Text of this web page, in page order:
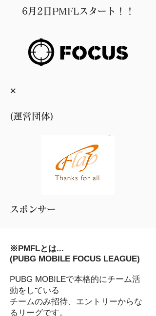
6月2日PMFLスタート！！
​×
​(運営団体)
​スポンサー
※PMFLとは...
(PUBG MOBILE FOCUS LEAGUE)
PUBG MOBILEで本格的にチーム活
動をしている
チームのみ招待、エントリーからな
るリーグです。